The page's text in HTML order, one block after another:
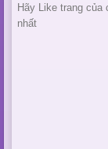
Hãy Like trang của
nhất